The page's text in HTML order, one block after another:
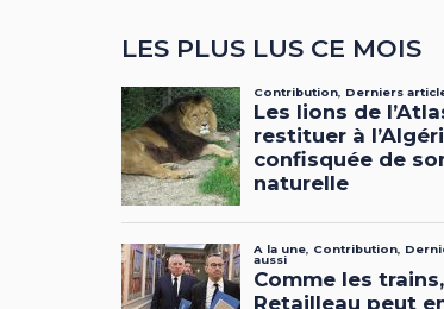
LES PLUS LUS CE MOIS